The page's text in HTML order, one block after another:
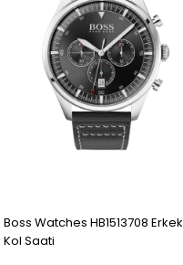
Boss Watches HB1513708 Erkek
Kol Saati